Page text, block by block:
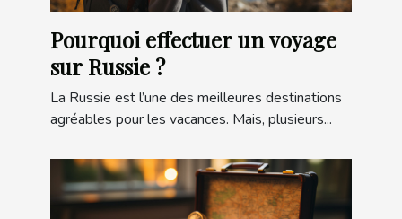
Pourquoi effectuer un voyage
sur Russie ?
La Russie est l’une des meilleures destinations
agréables pour les vacances. Mais, plusieurs...